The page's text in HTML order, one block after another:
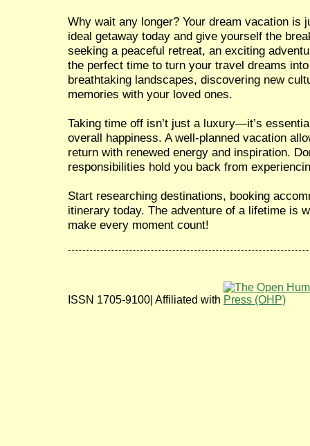
Why wait any longer? Your dream vacation is
ideal getaway today and give yourself the
seeking a peaceful retreat, an exciting
the perfect time to turn your travel dreams
breathtaking landscapes, discovering new
memories with your loved ones.
Taking time off isn’t just a luxury—it’s
overall happiness. A well-planned vacation
return with renewed energy and inspiration.
responsibilities hold you back from
Start researching destinations, booking
itinerary today. The adventure of a lifetime is
make every moment count!
ISSN 1705-9100| Affiliated with